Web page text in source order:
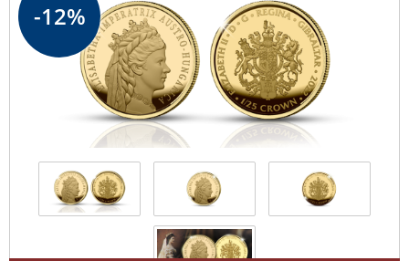
-12%